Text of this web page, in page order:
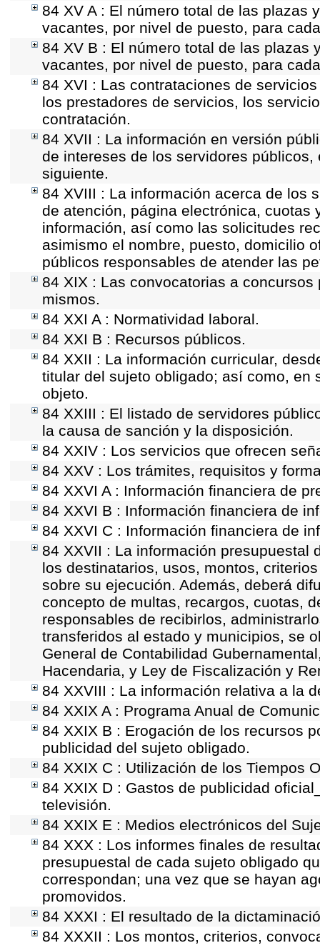
84 XV A : El número total de las plazas
vacantes, por nivel de puesto, para
84 XV B : El número total de las
vacantes, por nivel de puesto, para
84 XVI : Las contrataciones de
los prestadores de servicios, los
contratación.
84 XVII : La información en versión
de intereses de los servidores
siguiente.
84 XVIII : La información acerca de los
de atención, página electrónica,
información, así como las solicitudes
asimismo el nombre, puesto, domicilio
públicos responsables de atender las
84 XIX : Las convocatorias a
mismos.
84 XXI A : Normatividad laboral.
84 XXI B : Recursos públicos.
84 XXII : La información curricular,
titular del sujeto obligado; así como, en
objeto.
84 XXIII : El listado de servidores
la causa de sanción y la disposición.
84 XXIV : Los servicios que ofrecen
84 XXV : Los trámites, requisitos y
84 XXVI A : Información financiera de
84 XXVI B : Información financiera de
84 XXVI C : Información financiera de
84 XXVII : La información presupuestal
los destinatarios, usos, montos,
sobre su ejecución. Además, deberá
concepto de multas, recargos, cuotas,
responsables de recibirlos,
transferidos al estado y municipios, se
General de Contabilidad
Hacendaria, y Ley de Fiscalización y
84 XXVIII : La información relativa a la
84 XXIX A : Programa Anual de
84 XXIX B : Erogación de los recursos
publicidad del sujeto obligado.
84 XXIX C : Utilización de los Tiempos
84 XXIX D : Gastos de publicidad
televisión.
84 XXIX E : Medios electrónicos del
84 XXX : Los informes finales de
presupuestal de cada sujeto obligado
correspondan; una vez que se hayan
promovidos.
84 XXXI : El resultado de la
84 XXXII : Los montos, criterios,